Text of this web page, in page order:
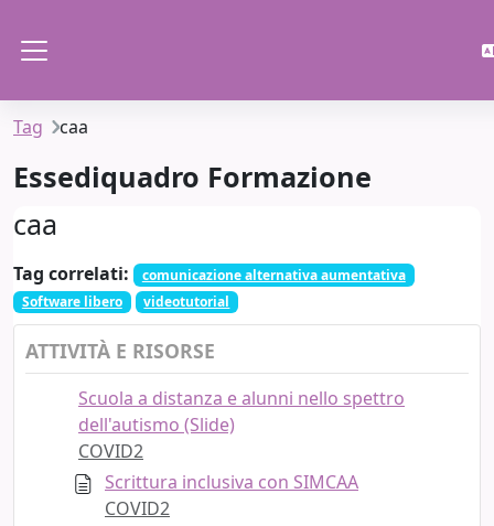
Tag caa
Essediquadro Formazione
caa
Tag correlati:
comunicazione alternativa aumentativa
Software libero
videotutorial
ATTIVITÀ E RISORSE
Scuola a distanza e alunni nello spettro
dell'autismo (Slide)
COVID2
Scrittura inclusiva con SIMCAA
COVID2